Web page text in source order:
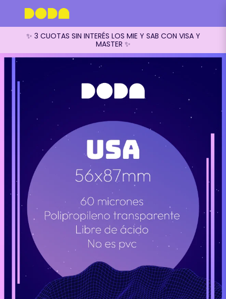
✨ 3 CUOTAS SIN INTERÉS LOS MIE Y SAB CON VISA Y
MASTER ✨